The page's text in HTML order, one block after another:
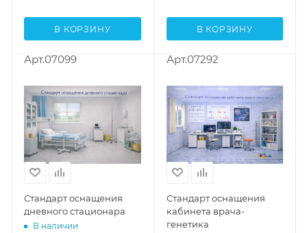
В КОРЗИНУ В КОРЗИНУ
Арт.07099
Стандарт оснащения
дневного стационара
В наличии
Арт.07292
Стандарт оснащения
кабинета врача-
генетика